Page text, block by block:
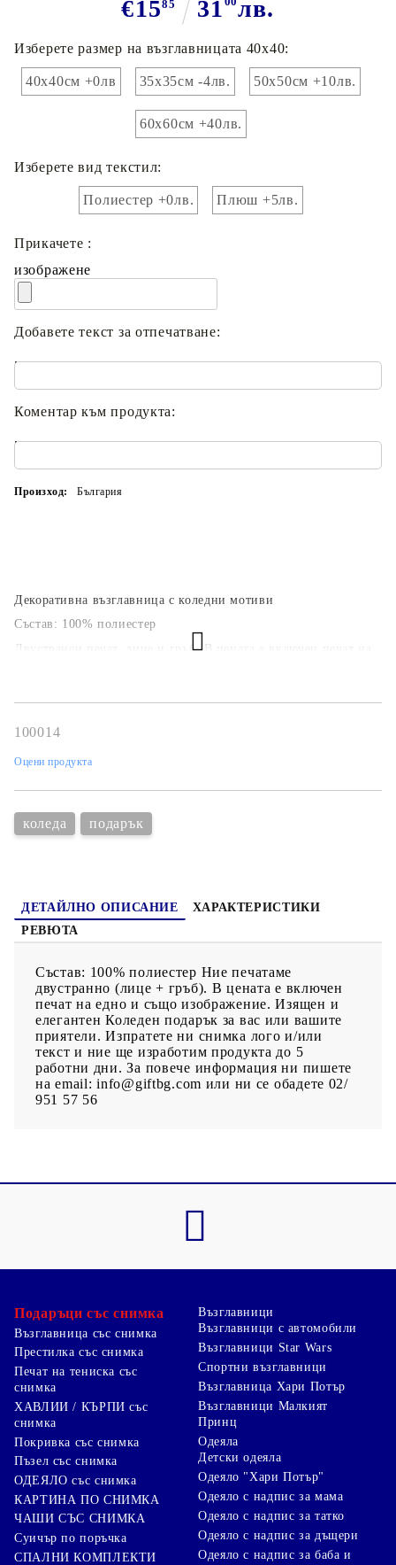
€1585 31 лв.
Декоративна възглавница с коледни мотиви
Състав: 100% полиестер
Двустранен печат, лице и гръб. В цената е включен печат на
Изберете размер на възглавницата 40х40:
40х40см +0лв 35х35см -4лв. 50х50см +10лв.
60х60см +40лв.
Изберете вид текстил:
Полиестер +0лв. Плюш +5лв.
Прикачете :
изображене
Добавете текст за отпечатване:
.
Коментар към продукта:
.
Произход: България
100014
Оцени продукта
коледа подарък
ДЕТАЙЛНО ОПИСАНИЕ
ХАРАКТЕРИСТИКИ
РЕВЮТА
Състав: 100% полиестер Ние печатаме
двустранно (лице + гръб). В цената е включен
печат на едно и също изображение. Изящен и
елегантен Коледен подарък за вас или вашите
приятели. Изпратете ни снимка лого и/или
текст и ние ще изработим продукта до 5
работни дни. За повече информация ни пишете
на email: info@giftbg.com или ни се обадете 02/
951 57 56
Подаръци със снимка
Възглавница със снимка
Престилка със снимка
Печат на тениска със
снимка
ХАВЛИИ / КЪРПИ със
снимка
Покривка със снимка
Пъзел със снимка
ОДЕЯЛО със снимка
КАРТИНА ПО СНИМКА
ЧАШИ СЪС СНИМКА
Суичър по поръчка
СПАЛНИ КОМПЛЕКТИ
Възглавници
Възглавници с автомобили
Възглавници Star Wars
Спортни възглавници
Възглавница Хари Потър
Възглавници Малкият
Принц
Одеяла
Детски одеяла
Одеяло "Хари Потър"
Одеяло с надпис за мама
Одеяло с надпис за татко
Одеяло с надпис за дъщери
Одеяло с надпис за баба и